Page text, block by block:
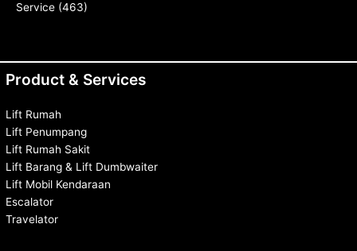
Service (463)
Product & Services
Lift Rumah
Lift Penumpang
Lift Rumah Sakit
Lift Barang & Lift Dumbwaiter
Lift Mobil Kendaraan
Escalator
Travelator